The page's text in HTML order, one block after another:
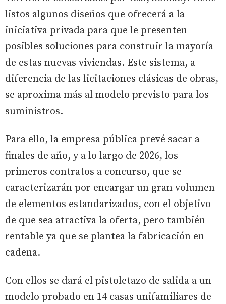
listos algunos diseños que ofrecerá a la
iniciativa privada para que le presenten
posibles soluciones para construir la mayoría
de estas nuevas viviendas. Este sistema, a
diferencia de las licitaciones clásicas de obras,
se aproxima más al modelo previsto para los
suministros.
Para ello, la empresa pública prevé sacar a
finales de año, y a lo largo de 2026, los
primeros contratos a concurso, que se
caracterizarán por encargar un gran volumen
de elementos estandarizados, con el objetivo
de que sea atractiva la oferta, pero también
rentable ya que se plantea la fabricación en
cadena.
Con ellos se dará el pistoletazo de salida a un
modelo probado en 14 casas unifamiliares de